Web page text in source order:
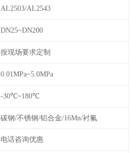
AL2503/AL2543
DN25~DN200
按现场要求定制
0.01MPa~5.0MPa
-30℃~180℃
碳钢/不锈钢/铝合金/16Mn/衬氟
电话咨询优惠